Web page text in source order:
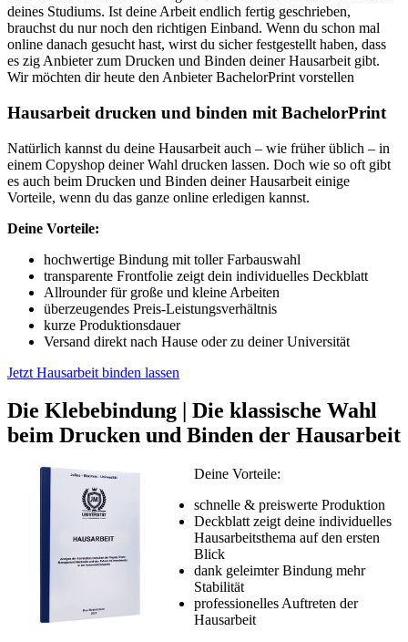
deines Studiums. Ist deine Arbeit endlich fertig geschrieben,
brauchst du nur noch den richtigen Einband. Wenn du schon mal
online danach gesucht hast, wirst du sicher festgestellt haben, dass
es zig Anbieter zum Drucken und Binden deiner Hausarbeit gibt.
Wir möchten dir heute den Anbieter BachelorPrint vorstellen
Hausarbeit drucken und binden mit BachelorPrint
Natürlich kannst du deine Hausarbeit auch – wie früher üblich – in
einem Copyshop deiner Wahl drucken lassen. Doch wie so oft gibt
es auch beim Drucken und Binden deiner Hausarbeit einige
Vorteile, wenn du das ganze online erledigen kannst.
Deine Vorteile:
hochwertige Bindung mit toller Farbauswahl
transparente Frontfolie zeigt dein individuelles Deckblatt
Allrounder für große und kleine Arbeiten
überzeugendes Preis-Leistungsverhältnis
kurze Produktionsdauer
Versand direkt nach Hause oder zu deiner Universität
Jetzt Hausarbeit binden lassen
Die Klebebindung | Die klassische Wahl
beim Drucken und Binden der Hausarbeit
Deine Vorteile:
schnelle & preiswerte Produktion
Deckblatt zeigt deine individuelles
Hausarbeitsthema auf den ersten
Blick
dank geleimter Bindung mehr
Stabilität
professionelles Auftreten der
Hausarbeit